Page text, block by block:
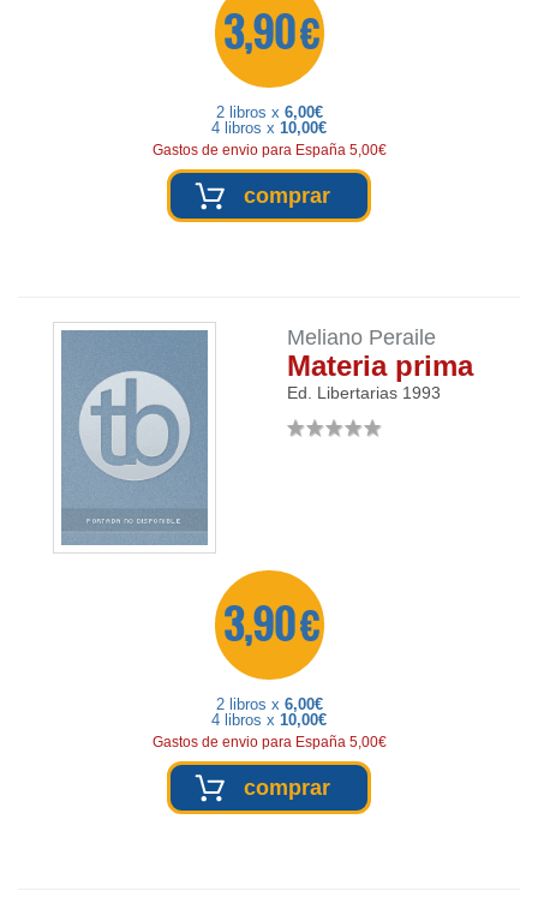
3,90 €
2 libros x 6,00€
4 libros x 10,00€
Gastos de envio para España 5,00€
comprar
Meliano Peraile
Materia prima
Ed. Libertarias 1993
3,90 €
2 libros x 6,00€
4 libros x 10,00€
Gastos de envio para España 5,00€
comprar